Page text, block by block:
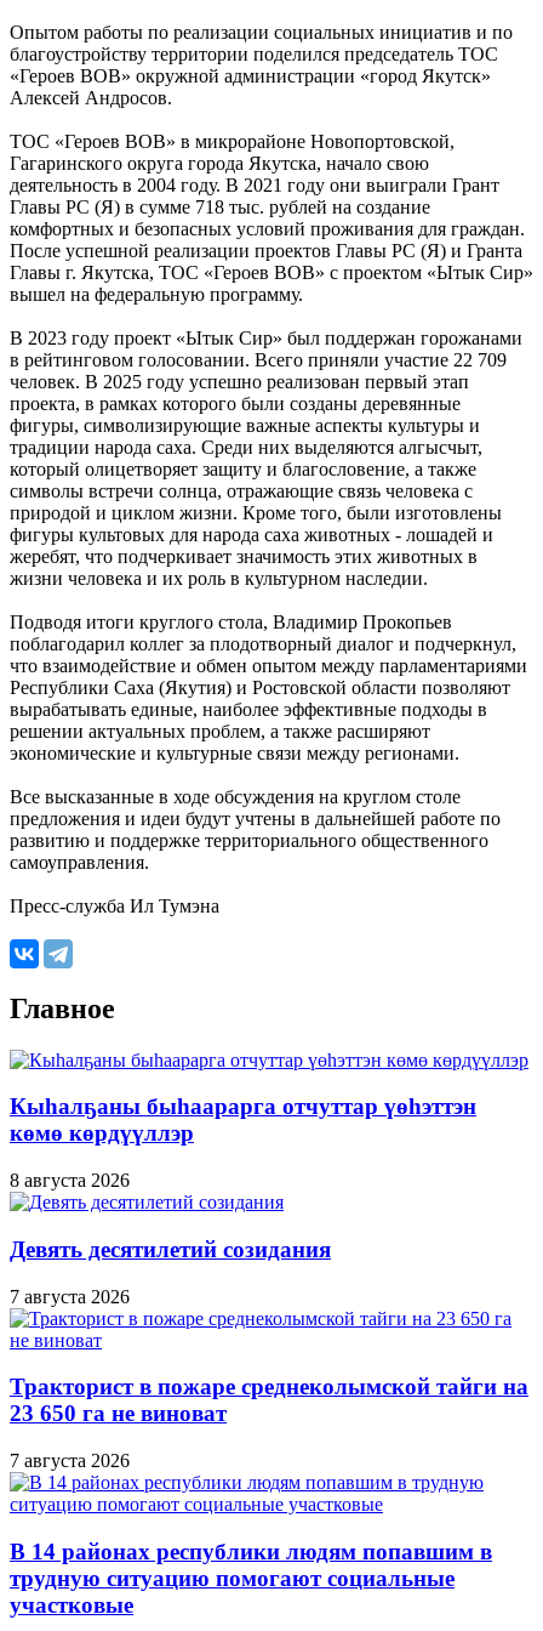
Опытом работы по реализации социальных инициатив и по
благоустройству территории поделился председатель ТОС
«Героев ВОВ» окружной администрации «город Якутск»
Алексей Андросов.
ТОС «Героев ВОВ» в микрорайоне Новопортовской,
Гагаринского округа города Якутска, начало свою
деятельность в 2004 году. В 2021 году они выиграли Грант
Главы РС (Я) в сумме 718 тыс. рублей на создание
комфортных и безопасных условий проживания для граждан.
После успешной реализации проектов Главы РС (Я) и Гранта
Главы г. Якутска, ТОС «Героев ВОВ» с проектом «Ытык Сир»
вышел на федеральную программу.
В 2023 году проект «Ытык Сир» был поддержан горожанами
в рейтинговом голосовании. Всего приняли участие 22 709
человек. В 2025 году успешно реализован первый этап
проекта, в рамках которого были созданы деревянные
фигуры, символизирующие важные аспекты культуры и
традиции народа саха. Среди них выделяются алгысчыт,
который олицетворяет защиту и благословение, а также
символы встречи солнца, отражающие связь человека с
природой и циклом жизни. Кроме того, были изготовлены
фигуры культовых для народа саха животных - лошадей и
жеребят, что подчеркивает значимость этих животных в
жизни человека и их роль в культурном наследии.
Подводя итоги круглого стола, Владимир Прокопьев
поблагодарил коллег за плодотворный диалог и подчеркнул,
что взаимодействие и обмен опытом между парламентариями
Республики Саха (Якутия) и Ростовской области позволяют
вырабатывать единые, наиболее эффективные подходы в
решении актуальных проблем, а также расширяют
экономические и культурные связи между регионами.
Все высказанные в ходе обсуждения на круглом столе
предложения и идеи будут учтены в дальнейшей работе по
развитию и поддержке территориального общественного
самоуправления.
Пресс-служба Ил Тумэна
Главное
Кыһалҕаны быһаарарга отчуттар үөһэттэн
көмө көрдүүллэр
8 августа 2026
Девять десятилетий созидания
7 августа 2026
Тракторист в пожаре среднеколымской тайги на
23 650 га не виноват
7 августа 2026
В 14 районах республики людям попавшим в
трудную ситуацию помогают социальные
участковые